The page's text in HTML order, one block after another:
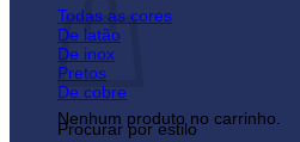
Nenhum produto no carrinho.
Todas as cores
De latão
De inox
Pretos
De cobre
Procurar por estilo